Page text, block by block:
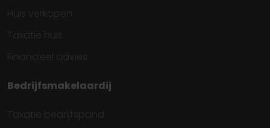
Huis verkopen
Taxatie huis
Financieel advies
Bedrijfsmakelaardij
Taxatie bedrijfspand